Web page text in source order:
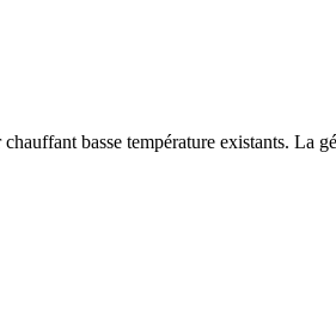
basse température existants. La